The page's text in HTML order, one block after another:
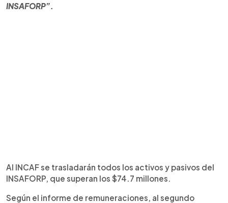
INSAFORP”.
Al INCAF se trasladarán todos los activos y pasivos del
INSAFORP, que superan los $74.7 millones.
Según el informe de remuneraciones, al segundo